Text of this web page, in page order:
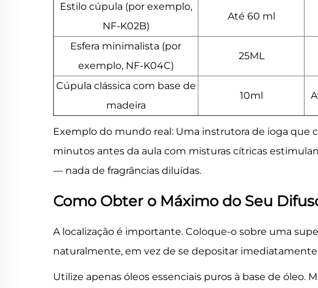
Estilo cúpula (por exemplo,
NF-K02B)
Até 60 ml
Esfera minimalista (por
exemplo, NF-K04C)
25ML
Cúpula clássica com base de
madeira
10ml
Exemplo do mundo real: Uma instrutora de ioga
minutos antes da aula com misturas cítricas
— nada de fragrâncias diluídas.
Como Obter o Máximo do Seu
A localização é importante. Coloque-o sobre uma
naturalmente, em vez de se depositar
Utilize apenas óleos essenciais puros à base de